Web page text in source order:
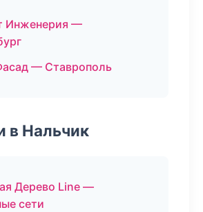
Инженерия —
— Ставрополь
в Нальчик
Дерево Line —
сети